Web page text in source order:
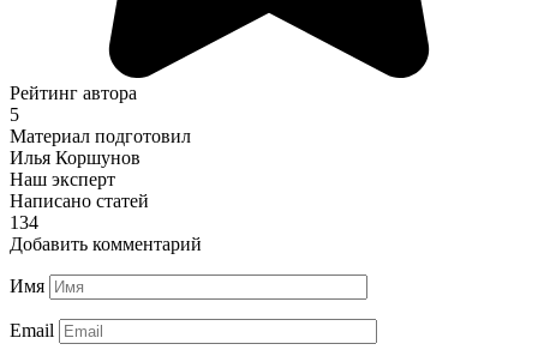
Рейтинг автора
5
Материал подготовил
Илья Коршунов
Наш эксперт
Написано статей
134
Добавить комментарий
Имя
Email